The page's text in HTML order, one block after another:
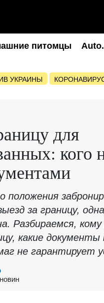
питомцы
УКРАИНЫ
для
кого
положения
за границу,
Разбираемся,
какие
не гарантирует